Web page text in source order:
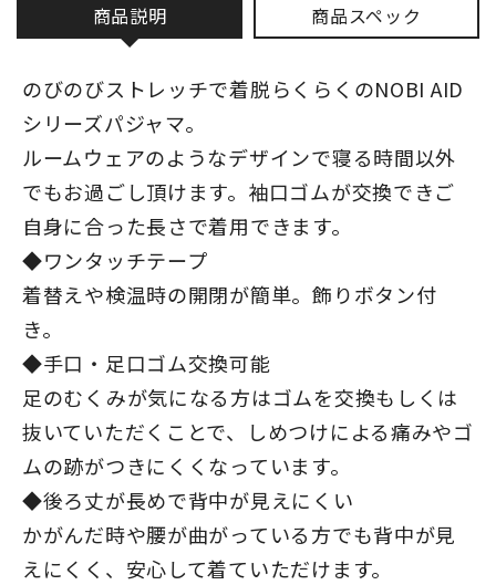
商品説明 商品スペック
のびのびストレッチで着脱らくらくのNOBI AID
シリーズパジャマ。
ルームウェアのようなデザインで寝る時間以外
でもお過ごし頂けます。袖口ゴムが交換できご
自身に合った長さで着用できます。
◆ワンタッチテープ
着替えや検温時の開閉が簡単。飾りボタン付
き。
◆手口・足口ゴム交換可能
足のむくみが気になる方はゴムを交換もしくは
抜いていただくことで、しめつけによる痛みやゴ
ムの跡がつきにくくなっています。
◆後ろ丈が長めで背中が見えにくい
かがんだ時や腰が曲がっている方でも背中が見
えにくく、安心して着ていただけます。